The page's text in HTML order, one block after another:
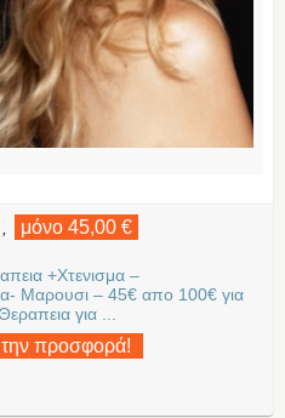
μόνο 45,00 €
+Χτενισμα –
Μαρουσι – 45€ απο 100€ για
για ...
προσφορά!